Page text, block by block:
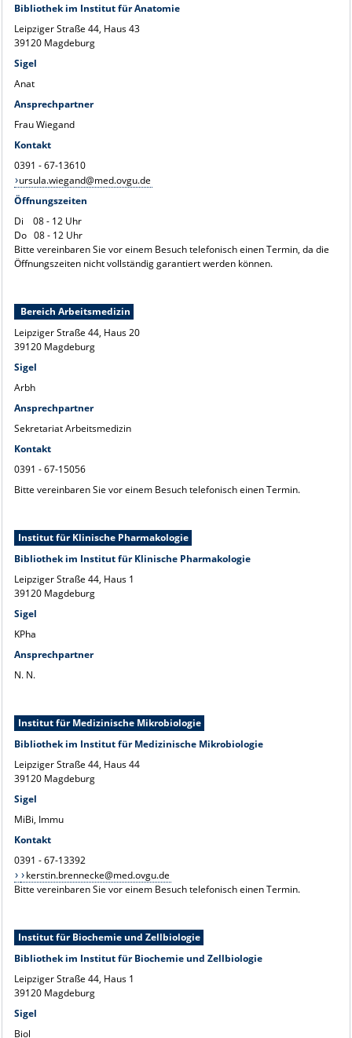
Bibliothek im Institut für Anatomie
Leipziger Straße 44, Haus 43
39120 Magdeburg
Sigel
Anat
Ansprechpartner
Frau Wiegand
Kontakt
0391 - 67-13610
ursula.wiegand@med.ovgu.de
Öffnungszeiten
Di 08 - 12 Uhr
Do 08 - 12 Uhr
Bitte vereinbaren Sie vor einem Besuch telefonisch einen Termin, da die
Öffnungszeiten nicht vollständig garantiert werden können.
Bereich Arbeitsmedizin
Leipziger Straße 44, Haus 20
39120 Magdeburg
Sigel
Arbh
Ansprechpartner
Sekretariat Arbeitsmedizin
Kontakt
0391 - 67-15056
Bitte vereinbaren Sie vor einem Besuch telefonisch einen Termin.
Institut für Klinische Pharmakologie
Bibliothek im Institut für Klinische Pharmakologie
Leipziger Straße 44, Haus 1
39120 Magdeburg
Sigel
KPha
Ansprechpartner
N. N.
Institut für Medizinische Mikrobiologie
Bibliothek im Institut für Medizinische Mikrobiologie
Leipziger Straße 44, Haus 44
39120 Magdeburg
Sigel
MiBi, Immu
Kontakt
0391 - 67-13392
kerstin.brennecke@med.ovgu.de
Bitte vereinbaren Sie vor einem Besuch telefonisch einen Termin.
Institut für Biochemie und Zellbiologie
Bibliothek im Institut für Biochemie und Zellbiologie
Leipziger Straße 44, Haus 1
39120 Magdeburg
Sigel
Biol